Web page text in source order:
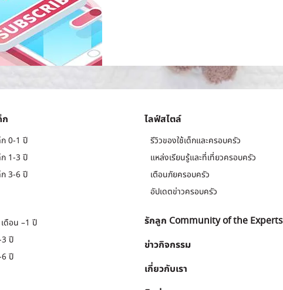
ก
0-1 ปี
1-3 ปี
3-6 ปี
ดือน –1 ปี
3 ปี
6 ปี
ไลฟ์สไตล์
รีวิวของใช้เด็กและครอบครัว
แหล่งเรียนรู้และที่เที่ยวครอบครัว
เตือนภัยครอบครัว
อัปเดตข่าวครอบครัว
รักลูก Community of the Experts
ข่าวกิจกรรม
เกี่ยวกับเรา